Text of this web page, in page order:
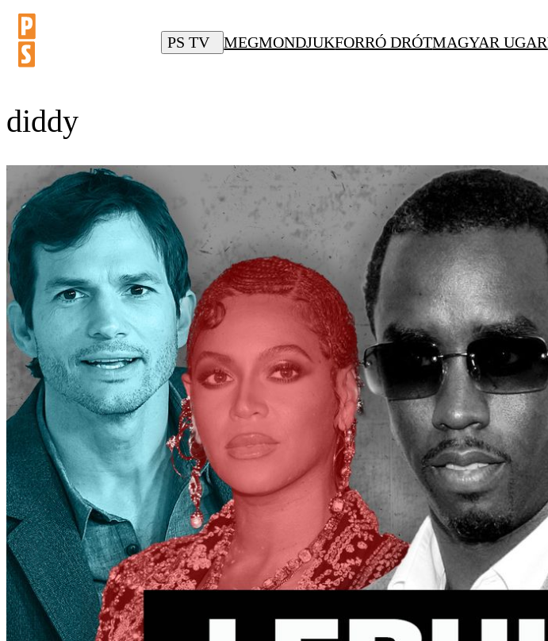
PS TV MEGMONDJUKFORRÓ DRÓTMAGYAR UGAR
diddy